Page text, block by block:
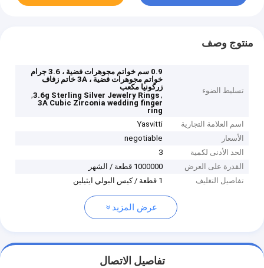
منتوج وصف
تسليط الضوء
0.9 سم خواتم مجوهرات فضية ، 3.6 جرام
خواتم مجوهرات فضية ، 3A خاتم زفاف
زركونيا مكعب
,
3.6g Sterling Silver Jewelry Rings
,
3A Cubic Zirconia wedding finger
ring
اسم العلامة التجارية
Yasvitti
الأسعار
negotiable
الحد الأدنى لكمية
3
القدرة على العرض
1000000 قطعة / الشهر
تفاصيل التغليف
1 قطعة / كيس البولي ايثيلين
عرض المزيد
تفاصيل الاتصال